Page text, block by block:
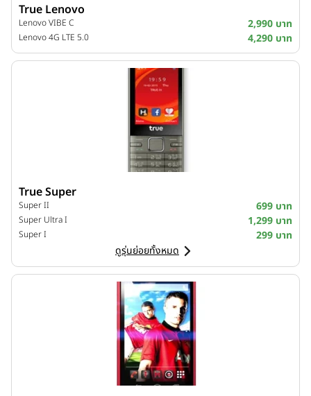
True Lenovo
Lenovo VIBE C 2,990 บาท
Lenovo 4G LTE 5.0 4,290 บาท
True Super
Super II 699 บาท
Super Ultra I 1,299 บาท
Super I
299 บาท
ดูรุ่นย่อยทั้งหมด